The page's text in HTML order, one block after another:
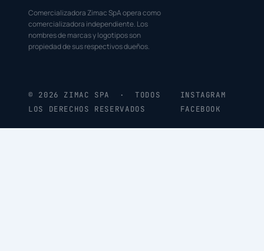
Comercializadora Zimac SpA opera como
comercializadora independiente. Los
nombres de marcas y logotipos son
propiedad de sus respectivos dueños.
© 2026 ZIMAC SPA · TODOS
LOS DERECHOS RESERVADOS
INSTAGRAM
FACEBOOK